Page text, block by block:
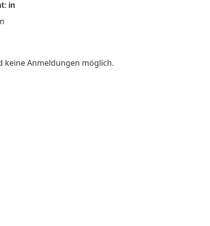
in
keine Anmeldungen möglich.